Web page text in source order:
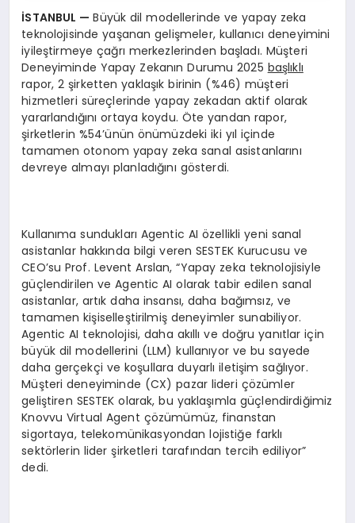
İSTANBUL —Büyük dil modellerinde ve yapay zeka
teknolojisinde yaşanan gelişmeler, kullanıcı deneyimini
iyileştirmeye çağrı merkezlerinden başladı. Müşteri
Deneyiminde Yapay Zekanın Durumu 2025 başlıklı
rapor, 2 şirketten yaklaşık birinin (%46) müşteri
hizmetleri süreçlerinde yapay zekadan aktif olarak
yararlandığını ortaya koydu. Öte yandan rapor,
şirketlerin %54’ünün önümüzdeki iki yıl içinde
tamamen otonom yapay zeka sanal asistanlarını
devreye almayı planladığını gösterdi.
Kullanıma sundukları Agentic AI özellikli yeni sanal
asistanlar hakkında bilgi veren SESTEK Kurucusu ve
CEO’su Prof. Levent Arslan, “Yapay zeka teknolojisiyle
güçlendirilen ve Agentic AI olarak tabir edilen sanal
asistanlar, artık daha insansı, daha bağımsız, ve
tamamen kişiselleştirilmiş deneyimler sunabiliyor.
Agentic AI teknolojisi, daha akıllı ve doğru yanıtlar için
büyük dil modellerini (LLM) kullanıyor ve bu sayede
daha gerçekçi ve koşullara duyarlı iletişim sağlıyor.
Müşteri deneyiminde (CX) pazar lideri çözümler
geliştiren SESTEK olarak, bu yaklaşımla güçlendirdiğimiz
Knovvu Virtual Agent çözümümüz, finanstan
sigortaya, telekomünikasyondan lojistiğe farklı
sektörlerin lider şirketleri tarafından tercih ediliyor”
dedi.